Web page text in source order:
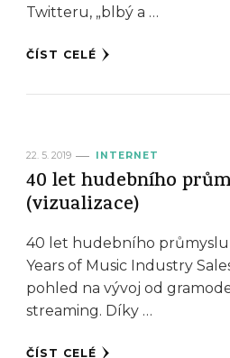
Twitteru, „blbý a …
ČÍST CELÉ
22. 5. 2019 INTERNET
40 let hudebního
(vizualizace)
40 let hudebního průmyslu
Years of Music Industry
pohled na vývoj od
streaming. Díky …
ČÍST CELÉ